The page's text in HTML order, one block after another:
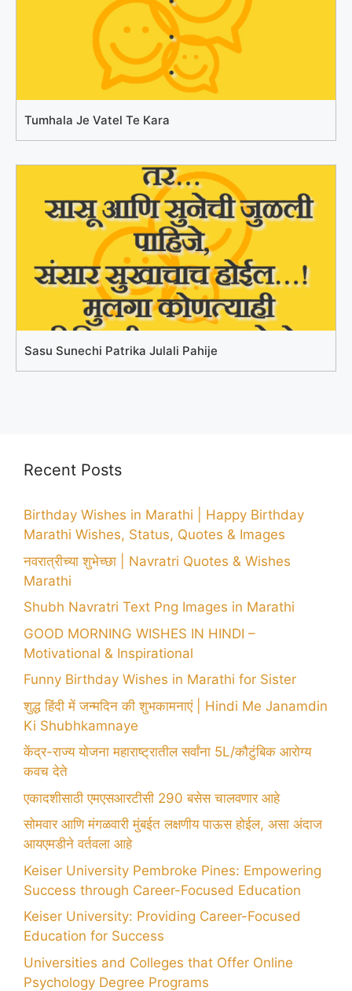
Tumhala Je Vatel Te Kara
Sasu Sunechi Patrika Julali Pahije
Recent Posts
Birthday Wishes in Marathi | Happy Birthday
Marathi Wishes, Status, Quotes & Images
नवरात्रीच्या शुभेच्छा | Navratri Quotes & Wishes
Marathi
Shubh Navratri Text Png Images in Marathi
GOOD MORNING WISHES IN HINDI –
Motivational & Inspirational
Funny Birthday Wishes in Marathi for Sister
शुद्ध हिंदी में जन्मदिन की शुभकामनाएं | Hindi Me Janamdin
Ki Shubhkamnaye
केंद्र-राज्य योजना महाराष्ट्रातील सर्वांना 5L/कौटुंबिक आरोग्य
कवच देते
एकादशीसाठी एमएसआरटीसी 290 बसेस चालवणार आहे
सोमवार आणि मंगळवारी मुंबईत लक्षणीय पाऊस होईल, असा अंदाज
आयएमडीने वर्तवला आहे
Keiser University Pembroke Pines: Empowering
Success through Career-Focused Education
Keiser University: Providing Career-Focused
Education for Success
Universities and Colleges that Offer Online
Psychology Degree Programs